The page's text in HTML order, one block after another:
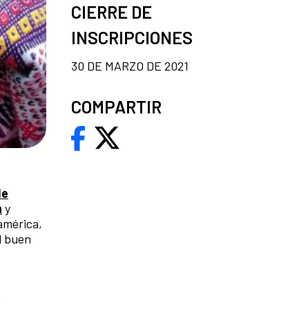
y
buen
CIERRE DE
INSCRIPCIONES
30 DE MARZO DE 2021
COMPARTIR